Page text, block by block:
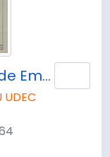
Alcantarillado y Desagüe de Emergencia en piso Zócalo Casa del Arte (Edificio Antiguo) Plano AA-56
UDEC